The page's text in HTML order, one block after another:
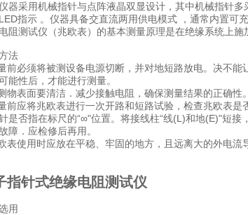
器采用机械指针与点阵液晶双显设计，其中机械指针
指示 。仪器具备交直流两用供电模式 ，通常内置可
阻测试仪（兆欧表）的基本测量原理是在绝缘系统上
法
前必须将被测设备电源切断，并对地短路放电。决不
能性后，才能进行测量。
物表面要清洁．减少接触电阻，确保测量结果的正确性。
前应将兆欧表进行一次开路和短路试验，检查兆欧表
是否指在标尺的“∞"位置。将接线柱“线(L)和地(E)"短
障．应检修后再用。
表使用时应放在平稳、牢固的地方，且远离大的外电流
指针式绝缘电阻测试仪
用